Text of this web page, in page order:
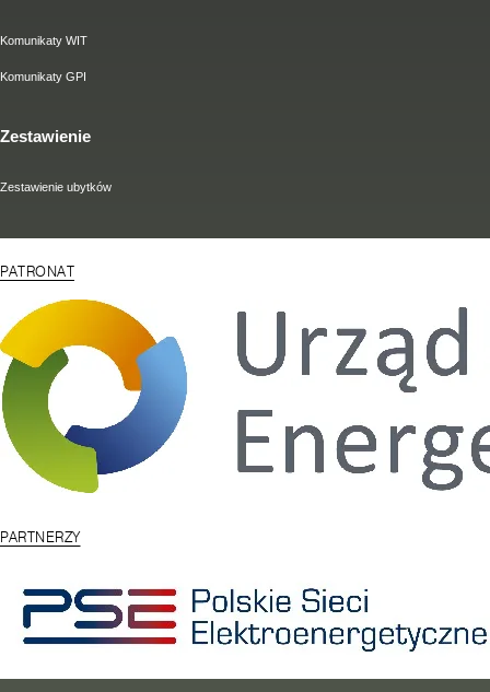
Komunikaty WIT
Komunikaty GPI
Zestawienie
Zestawienie ubytków
PATRONAT
PARTNERZY